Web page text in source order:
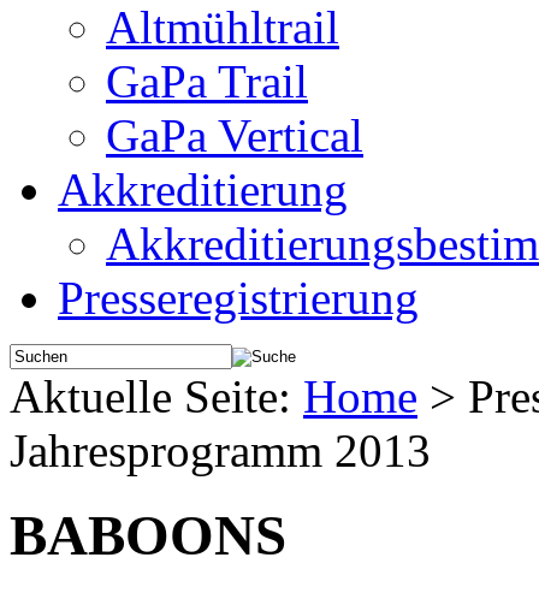
Altmühltrail
GaPa Trail
GaPa Vertical
Akkreditierung
Presseregistrierung
Aktuelle Seite: Home >
Jahresprogramm 2013
BABOONS